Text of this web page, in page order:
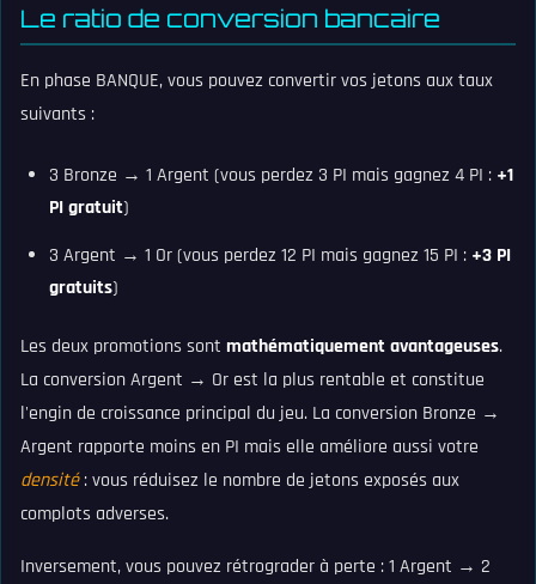
Le ratio de conversion bancaire
En phase BANQUE, vous pouvez convertir vos jetons aux taux
suivants :
3 Bronze → 1 Argent (vous perdez 3 PI mais gagnez 4 PI : +1
PI gratuit)
3 Argent → 1 Or (vous perdez 12 PI mais gagnez 15 PI : +3 PI
gratuits)
Les deux promotions sont mathématiquement avantageuses.
La conversion Argent → Or est la plus rentable et constitue
l'engin de croissance principal du jeu. La conversion Bronze →
Argent rapporte moins en PI mais elle améliore aussi votre
densité: vous réduisez le nombre de jetons exposés aux
complots adverses.
Inversement, vous pouvez rétrograder à perte : 1 Argent → 2